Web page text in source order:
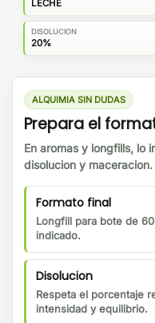
LECHE
DISOLUCION
20%
ALQUIMIA SIN DUDAS
Prepara el
En aromas y longfills, lo
disolucion y maceracion.
Formato final
Longfill para bote de
indicado.
Disolucion
Respeta el porcentaje
intensidad y equilibrio.